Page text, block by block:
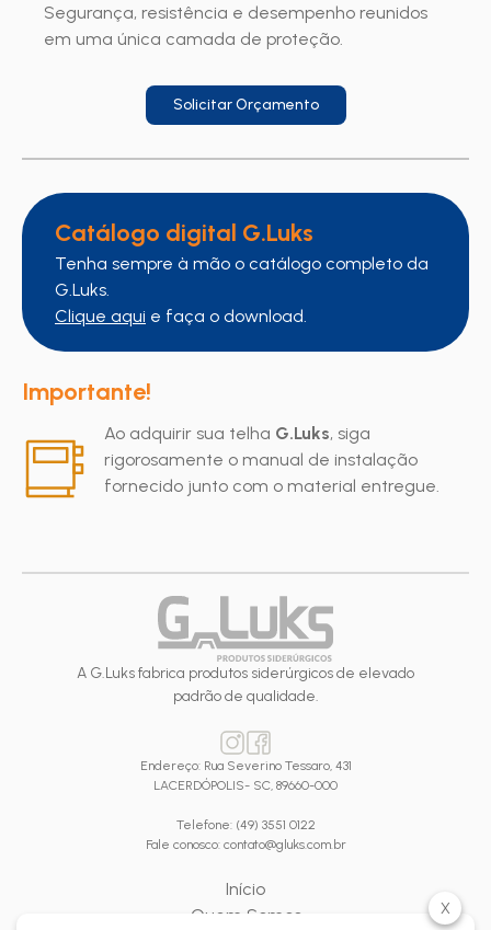
Segurança, resistência e desempenho reunidos
em uma única camada de proteção.
Solicitar Orçamento
Catálogo digital G.Luks
Tenha sempre à mão o catálogo completo da
G.Luks.
Clique aqui e faça o download.
Importante!
Ao adquirir sua telha G.Luks, siga
rigorosamente o manual de instalação
fornecido junto com o material entregue.
A G.Luks fabrica produtos siderúrgicos de elevado
padrão de qualidade.
Endereço: Rua Severino Tessaro, 431
LACERDÓPOLIS- SC, 89660-000
Telefone: (49) 3551 0122
Fale conosco: contato@gluks.com.br
Início
Quem Somos
X